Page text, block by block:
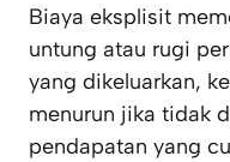
Biaya eksplisit
untung atau rugi
yang dikeluarkan,
menurun jika tidak
pendapatan yang